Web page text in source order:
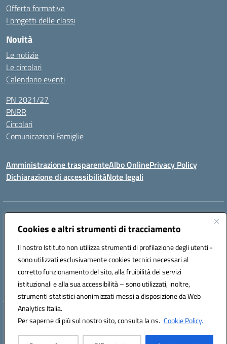
Cookies e altri strumenti di tracciamento
Il nostro Istituto non utilizza strumenti di profilazione degli utenti -
sono utilizzati esclusivamente cookies tecnici necessari al
corretto funzionamento del sito, alla fruibilità dei servizi
istituzionali e alla sua accessibilità – sono utilizzati, inoltre,
strumenti statistici anonimizzati messi a disposizione da Web
Analytics Italia.
Per saperne di più sul nostro sito, consulta la ns. Cookie Policy.
Offerta formativa
I progetti delle classi
Novità
Le notizie
Le circolari
Calendario eventi
PN 2021/27
PNRR
Circolari
Comunicazioni Famiglie
Amministrazione trasparenteAlbo OnlinePrivacy Policy
Dichiarazione di accessibilitàNote legali
Indirizzo:
Centralino:(+39) 0737787634 Email:mcic80700n@istruzione.it
Codice fiscale: 92010940432
Codice meccanografico:
MCIC80700N
Codice unico di fatturazione (CUF): UF5MY2
Hosting & Powered by 3D Solution S.r.l.
Concept & Design by Designers Italia